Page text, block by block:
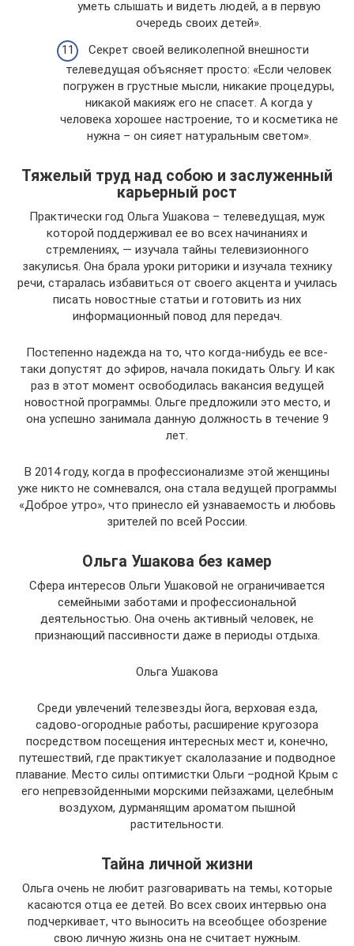
уметь слышать и видеть людей, а в первую
очередь своих детей».
Секрет своей великолепной внешности
телеведущая объясняет просто: «Если человек
погружен в грустные мысли, никакие процедуры,
никакой макияж его не спасет. А когда у
человека хорошее настроение, то и косметика не
нужна – он сияет натуральным светом».
Тяжелый труд над собою и заслуженный
карьерный рост
Практически год Ольга Ушакова – телеведущая, муж
которой поддерживал ее во всех начинаниях и
стремлениях, — изучала тайны телевизионного
закулисья. Она брала уроки риторики и изучала технику
речи, старалась избавиться от своего акцента и училась
писать новостные статьи и готовить из них
информационный повод для передач.
Постепенно надежда на то, что когда-нибудь ее все-
таки допустят до эфиров, начала покидать Ольгу. И как
раз в этот момент освободилась вакансия ведущей
новостной программы. Ольге предложили это место, и
она успешно занимала данную должность в течение 9
лет.
В 2014 году, когда в профессионализме этой женщины
уже никто не сомневался, она стала ведущей программы
«Доброе утро», что принесло ей узнаваемость и любовь
зрителей по всей России.
Ольга Ушакова без камер
Сфера интересов Ольги Ушаковой не ограничивается
семейными заботами и профессиональной
деятельностью. Она очень активный человек, не
признающий пассивности даже в периоды отдыха.
Ольга Ушакова
Среди увлечений телезвезды йога, верховая езда,
садово-огородные работы, расширение кругозора
посредством посещения интересных мест и, конечно,
путешествий, где практикует скалолазание и подводное
плавание. Место силы оптимистки Ольги –родной Крым с
его непревзойденными морскими пейзажами, целебным
воздухом, дурманящим ароматом пышной
растительности.
Тайна личной жизни
Ольга очень не любит разговаривать на темы, которые
касаются отца ее детей. Во всех своих интервью она
подчеркивает, что выносить на всеобщее обозрение
свою личную жизнь она не считает нужным.